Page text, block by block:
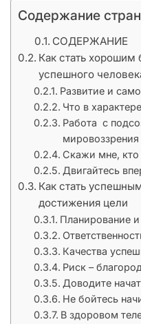
Содержание
СОДЕРЖАНИЕ
Как стать
успешного
Развитие и
Что в
Работа с
мировоззрения
Скажи мне, кто
Двигайтесь
Как стать
достижения цели
Планирование
Качества
Риск –
Доводите
Не бойтесь
В здоровом